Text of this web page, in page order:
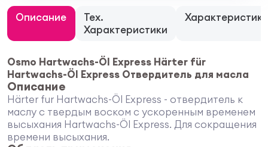
Описание
Тех.
Характеристики
Характеристики
Osmo Hartwachs-Öl Express Härter für
Hartwachs-Öl Express Отвердитель для масла
Описание
Härter fur Hartwachs-Öl Express - отвердитель к
маслу с твердым воском с ускоренным временем
высыхания Hartwachs-Öl Express. Для сокращения
времени высыхания.